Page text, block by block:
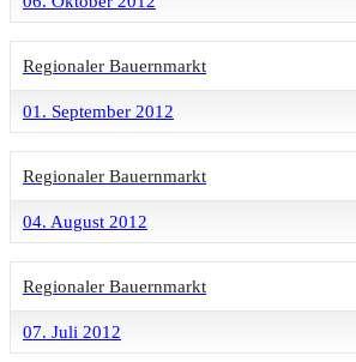
Regionaler Bauernmarkt
01. September 2012
Regionaler Bauernmarkt
04. August 2012
Regionaler Bauernmarkt
07. Juli 2012